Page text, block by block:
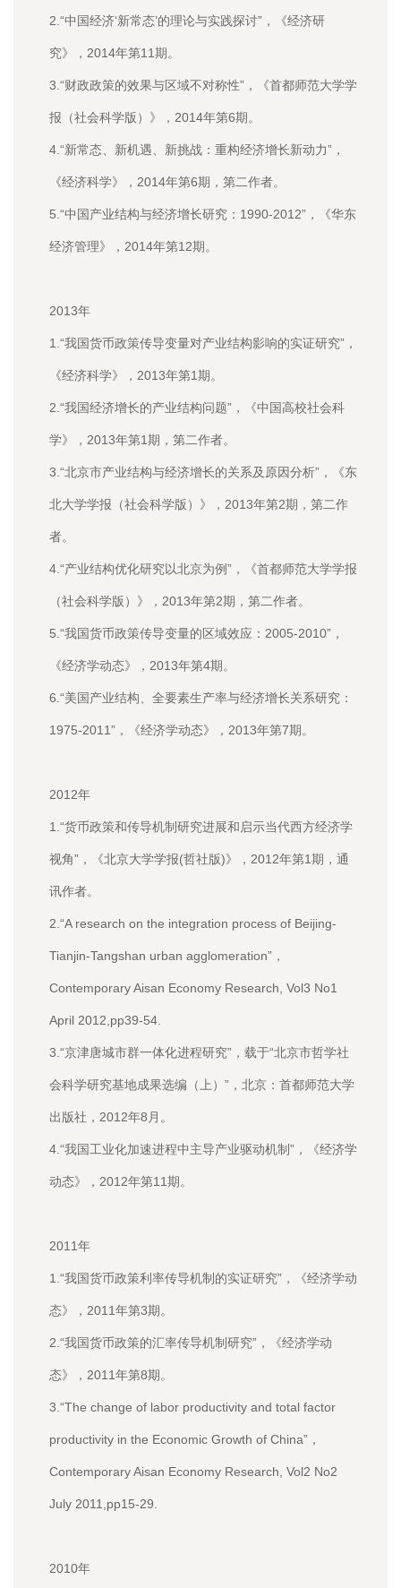
2.“中国经济‘新常态’的理论与实践探讨”，《经济研
究》，2014年第11期。
3.“财政政策的效果与区域不对称性”，《首都师范大学学
报（社会科学版）》，2014年第6期。
4.“新常态、新机遇、新挑战：重构经济增长新动力”，
《经济科学》，2014年第6期，第二作者。
5.“中国产业结构与经济增长研究：1990-2012”，《华东
经济管理》，2014年第12期。
2013年
1.“我国货币政策传导变量对产业结构影响的实证研究”，
《经济科学》，2013年第1期。
2.“我国经济增长的产业结构问题”，《中国高校社会科
学》，2013年第1期，第二作者。
3.“北京市产业结构与经济增长的关系及原因分析”，《东
北大学学报（社会科学版）》，2013年第2期，第二作
者。
4.“产业结构优化研究以北京为例”，《首都师范大学学报
（社会科学版）》，2013年第2期，第二作者。
5.“我国货币政策传导变量的区域效应：2005-2010”，
《经济学动态》，2013年第4期。
6.“美国产业结构、全要素生产率与经济增长关系研究：
1975-2011”，《经济学动态》，2013年第7期。
2012年
1.“货币政策和传导机制研究进展和启示当代西方经济学
视角”，《北京大学学报(哲社版)》，2012年第1期，通
讯作者。
2.“A research on the integration process of Beijing-
Tianjin-Tangshan urban agglomeration”，
Contemporary Aisan Economy Research, Vol3 No1
April 2012,pp39-54.
3.“京津唐城市群一体化进程研究”，载于“北京市哲学社
会科学研究基地成果选编（上）”，北京：首都师范大学
出版社，2012年8月。
4.“我国工业化加速进程中主导产业驱动机制”，《经济学
动态》，2012年第11期。
2011年
1.“我国货币政策利率传导机制的实证研究”，《经济学动
态》，2011年第3期。
2.“我国货币政策的汇率传导机制研究”，《经济学动
态》，2011年第8期。
3.“The change of labor productivity and total factor
productivity in the Economic Growth of China”，
Contemporary Aisan Economy Research, Vol2 No2
July 2011,pp15-29.
2010年